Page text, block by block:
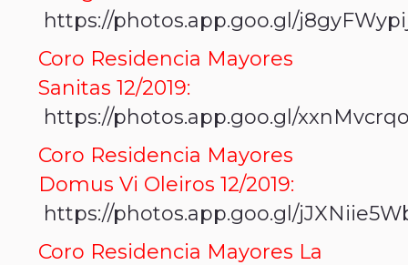
https://photos.app.goo.gl/
Coro Residencia Mayores
Sanitas 12/2019:
https://photos.app.goo.gl/
Coro Residencia Mayores
Domus Vi Oleiros 12/2019:
https://photos.app.goo.gl/
Coro Residencia Mayores La